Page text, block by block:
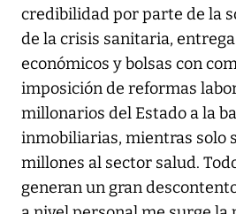
credibilidad por parte de la
de la crisis sanitaria,
económicos y bolsas con
imposición de reformas
millonarios del Estado a la
inmobiliarias, mientras solo
millones al sector salud.
generan un gran